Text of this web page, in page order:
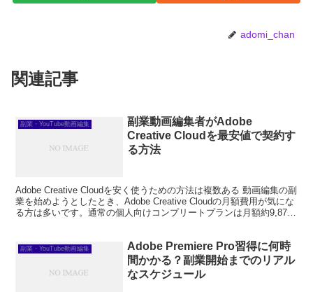
adomi_chan
関連記事
副業・YouTube動画編集
副業動画編集者がAdobe
Creative Cloudを最安値で契約す
る方法
Adobe Creative Cloudを安く使うための方法は複数ある 動画編集の副
業を始めようとしたとき、Adobe Creative Cloudの月額費用が気にな
る方は多いです。通常の個人向けコンプリートプランは月額約9,878
副業・YouTube動画編集
Adobe Premiere Pro習得に何時
間かかる？副業開始までのリアル
なスケジュール